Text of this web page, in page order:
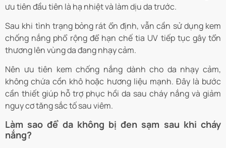
ưu tiên đầu tiên là hạ nhiệt và làm dịu da trước.
Sau khi tình trạng bỏng rát ổn định, vẫn cần sử dụng kem
chống nắng phổ rộng để hạn chế tia UV tiếp tục gây tổn
thương lên vùng da đang nhạy cảm.
Nên ưu tiên kem chống nắng dành cho da nhạy cảm,
không chứa cồn khô hoặc hương liệu mạnh. Đây là bước
cần thiết giúp hỗ trợ phục hồi da sau cháy nắng và giảm
nguy cơ tăng sắc tố sau viêm.
Làm sao để da không bị đen sạm sau khi cháy
nắng?